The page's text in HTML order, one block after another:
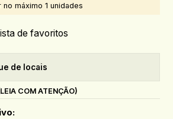
máximo 1 unidades
de favoritos
de locais
COM ATENÇÃO)